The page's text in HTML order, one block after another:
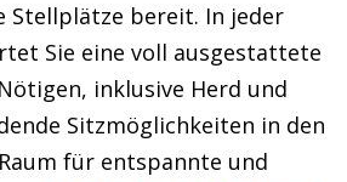
Stellplätze bereit. In jeder
Sie eine voll ausgestattete
inklusive Herd und
Sitzmöglichkeiten in den
für entspannte und